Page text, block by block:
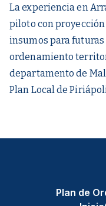
La experiencia en
piloto con
insumos para
ordenamiento
departamento de
Plan Local de
Plan de